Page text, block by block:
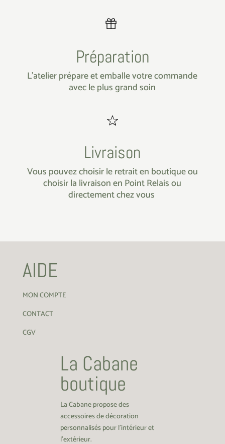
Préparation
L’atelier prépare et emballe votre commande
avec le plus grand soin
Livraison
Vous pouvez choisir le retrait en boutique ou
choisir la livraison en Point Relais ou
directement chez vous
AIDE
MON COMPTE
CONTACT
CGV
La Cabane
boutique
La Cabane propose des
accessoires de décoration
personnalisés pour l’intérieur et
l’extérieur.